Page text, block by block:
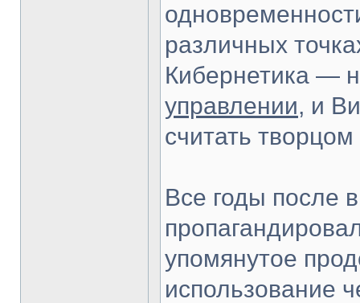
различных
Кибернетика —
управлении, и
считать творцом
Все годы после
упомянутое
использование